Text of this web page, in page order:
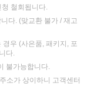
철회됩니다.
다. (맞교환 불가 / 재고
우 (사은품, 패키지, 포
다.
불가능합니다.
소가 상이하니 고객센터